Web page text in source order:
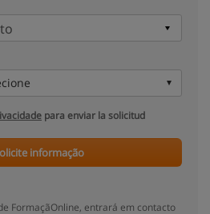
para enviar la solicitud
informação
FormaçãOnline, entrará em contacto